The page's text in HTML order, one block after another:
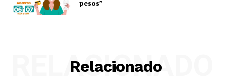
pesos”
Relacionado
RELACIONADO